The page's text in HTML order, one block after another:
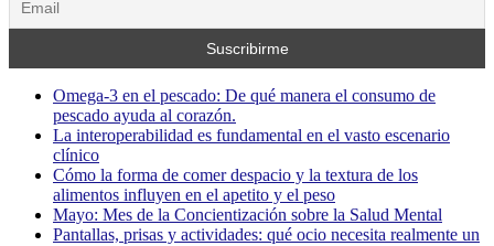
Omega-3 en el pescado: De qué manera el consumo de
pescado ayuda al corazón.
La interoperabilidad es fundamental en el vasto escenario
clínico
Cómo la forma de comer despacio y la textura de los
alimentos influyen en el apetito y el peso
Mayo: Mes de la Concientización sobre la Salud Mental
Pantallas, prisas y actividades: qué ocio necesita realmente un